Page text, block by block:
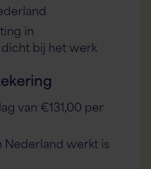
in
bij het werk
van €131,00 per
Nederland werkt is